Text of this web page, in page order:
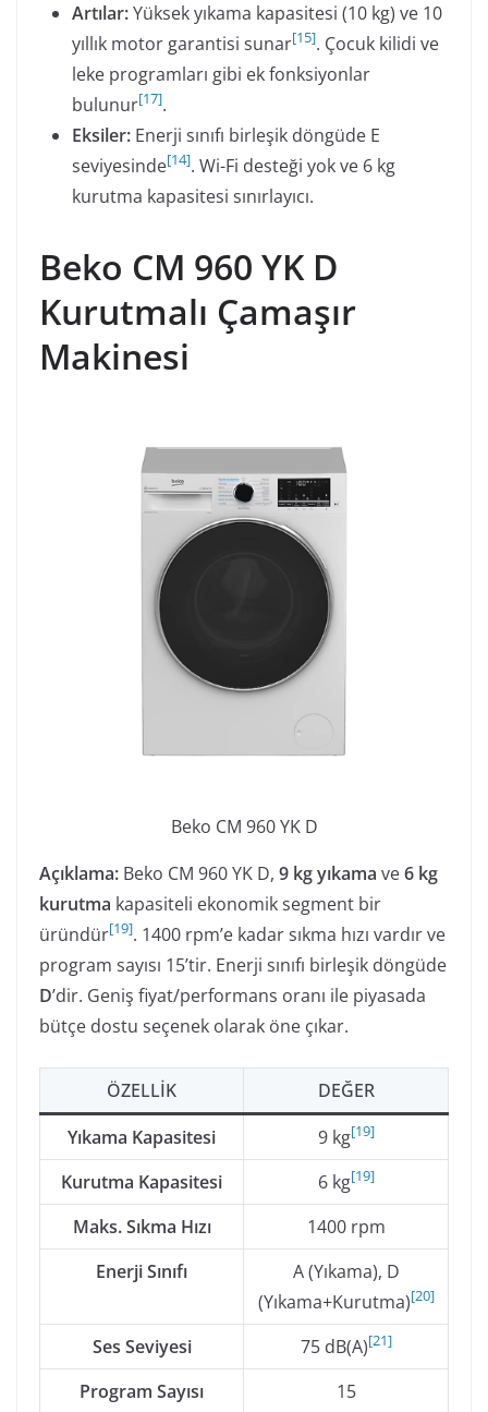
Artılar:Yüksek yıkama kapasitesi (10 kg) ve 10
yıllık motor garantisi sunar[15]. Çocuk kilidi ve
leke programları gibi ek fonksiyonlar
bulunur[17].
Eksiler: Enerji sınıfı birleşik döngüde E
seviyesinde[14]. Wi-Fi desteği yok ve 6 kg
kurutma kapasitesi sınırlayıcı.
Beko CM 960 YK D
Kurutmalı Çamaşır
Makinesi
Beko CM 960 YK D
Açıklama: Beko CM 960 YK D, 9 kg yıkama ve6 kg
kurutma kapasiteli ekonomik segment bir
üründür[19]. 1400 rpm’e kadar sıkma hızı vardır ve
program sayısı 15’tir. Enerji sınıfı birleşik döngüde
D’dir. Geniş fiyat/performans oranı ile piyasada
bütçe dostu seçenek olarak öne çıkar.
ÖZELLIK
DEĞER
Yıkama Kapasitesi
9 kg[19]
Kurutma Kapasitesi 6 kg[19]
Maks. Sıkma Hızı
1400 rpm
Enerji Sınıfı
A (Yıkama), D
(Yıkama+Kurutma)[20]
Ses Seviyesi 75 dB(A)[21]
Program Sayısı
15